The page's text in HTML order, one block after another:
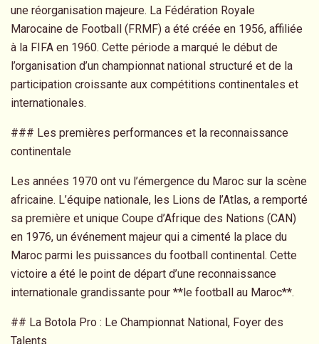
une réorganisation majeure. La Fédération Royale
Marocaine de Football (FRMF) a été créée en 1956, affiliée
à la FIFA en 1960. Cette période a marqué le début de
l’organisation d’un championnat national structuré et de la
participation croissante aux compétitions continentales et
internationales.
### Les premières performances et la reconnaissance
continentale
Les années 1970 ont vu l’émergence du Maroc sur la scène
africaine. L’équipe nationale, les Lions de l’Atlas, a remporté
sa première et unique Coupe d’Afrique des Nations (CAN)
en 1976, un événement majeur qui a cimenté la place du
Maroc parmi les puissances du football continental. Cette
victoire a été le point de départ d’une reconnaissance
internationale grandissante pour **le football au Maroc**.
## La Botola Pro : Le Championnat National, Foyer des
Talents